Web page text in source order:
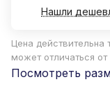
Нашли
Цена действительна
может отличаться
Посмотреть